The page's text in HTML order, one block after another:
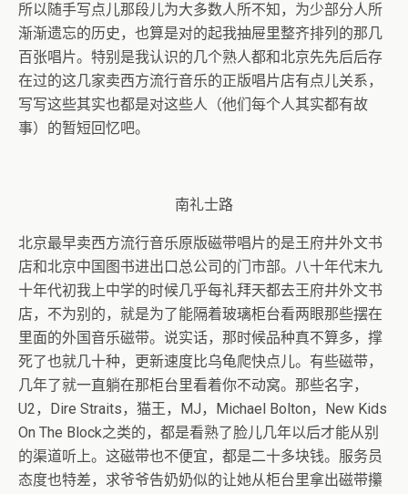
所以随手写点儿那段儿为大多数人所不知，为少部分人所
渐渐遗忘的历史，也算是对的起我抽屉里整齐排列的那几
百张唱片。特别是我认识的几个熟人都和北京先先后后存
在过的这几家卖西方流行音乐的正版唱片店有点儿关系，
写写这些其实也都是对这些人（他们每个人其实都有故
事）的暂短回忆吧。
南礼士路
北京最早卖西方流行音乐原版磁带唱片的是王府井外文书
店和北京中国图书进出口总公司的门市部。八十年代末九
十年代初我上中学的时候几乎每礼拜天都去王府井外文书
店，不为别的，就是为了能隔着玻璃柜台看两眼那些摆在
里面的外国音乐磁带。说实话，那时候品种真不算多，撑
死了也就几十种，更新速度比乌龟爬快点儿。有些磁带，
几年了就一直躺在那柜台里看着你不动窝。那些名字，
U2，Dire Straits，猫王，MJ，Michael Bolton，New Kids
On The Block之类的，都是看熟了脸儿几年以后才能从别
的渠道听上。这磁带也不便宜，都是二十多块钱。服务员
态度也特差，求爷爷告奶奶似的让她从柜台里拿出磁带攥